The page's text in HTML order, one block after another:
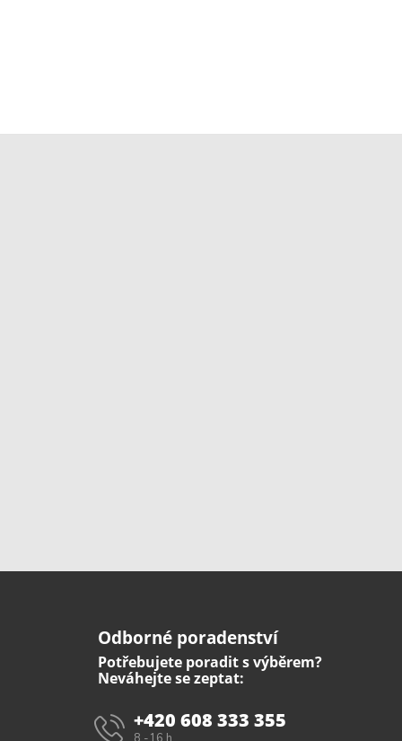
Odborné poradenství
Potřebujete poradit s výběrem?
Neváhejte se zeptat:
+420 608 333 355